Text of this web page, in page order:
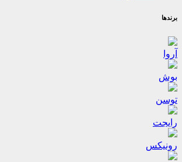
برندها
آروا
بوش
توسن
رایجت
رونیکس